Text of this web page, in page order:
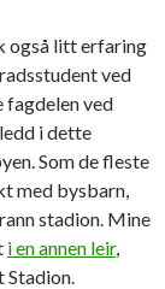
også litt erfaring
ved
ved
i dette
Som de fleste
med bysbarn,
stadion. Mine
i en annen leir,
Stadion.